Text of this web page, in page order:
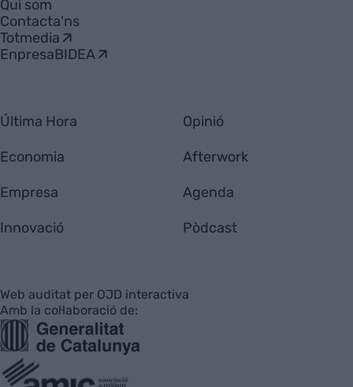
Qui som
Contacta'ns
Totmedia
EnpresaBIDEA
Última Hora
Economia
Empresa
Innovació
Opinió
Afterwork
Agenda
Pòdcast
Web auditat per OJD interactiva
Amb la col·laboració de: